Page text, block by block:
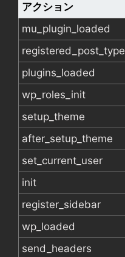
アクション
mu_plugin_loaded
registered_post_type
plugins_loaded
wp_roles_init
setup_theme
after_setup_theme
set_current_user
init
register_sidebar
wp_loaded
send_headers